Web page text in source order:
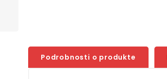
Podrobnosti o produkte